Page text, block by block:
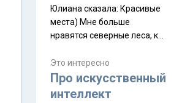
конструкцию с отдельным
внешним тентом и сетчатой
внутренней палаткой, а ее
комплектации составляет
около 845 г. Палатка весит
менее
Юлиана сказалa: Красивые
места) Мне больше
нравятся северные леса, как
южной тайги
Это интересно
Про искусственный
интеллект